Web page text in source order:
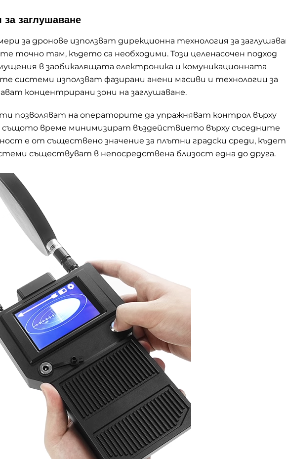
за заглушаване
за дронове използват дирекционна технология за
точно там, където са необходими. Този целенасочен подход
в заобикалящата електроника и комуникационната
системи използват фазирани анени масиви и технологии за
концентрирани зони на заглушаване.
позволяват на операторите да упражняват контрол върху
същото време минимизират въздействието върху съседните
е от съществено значение за плътни градски среди,
съществуват в непосредствена близост една до друга.